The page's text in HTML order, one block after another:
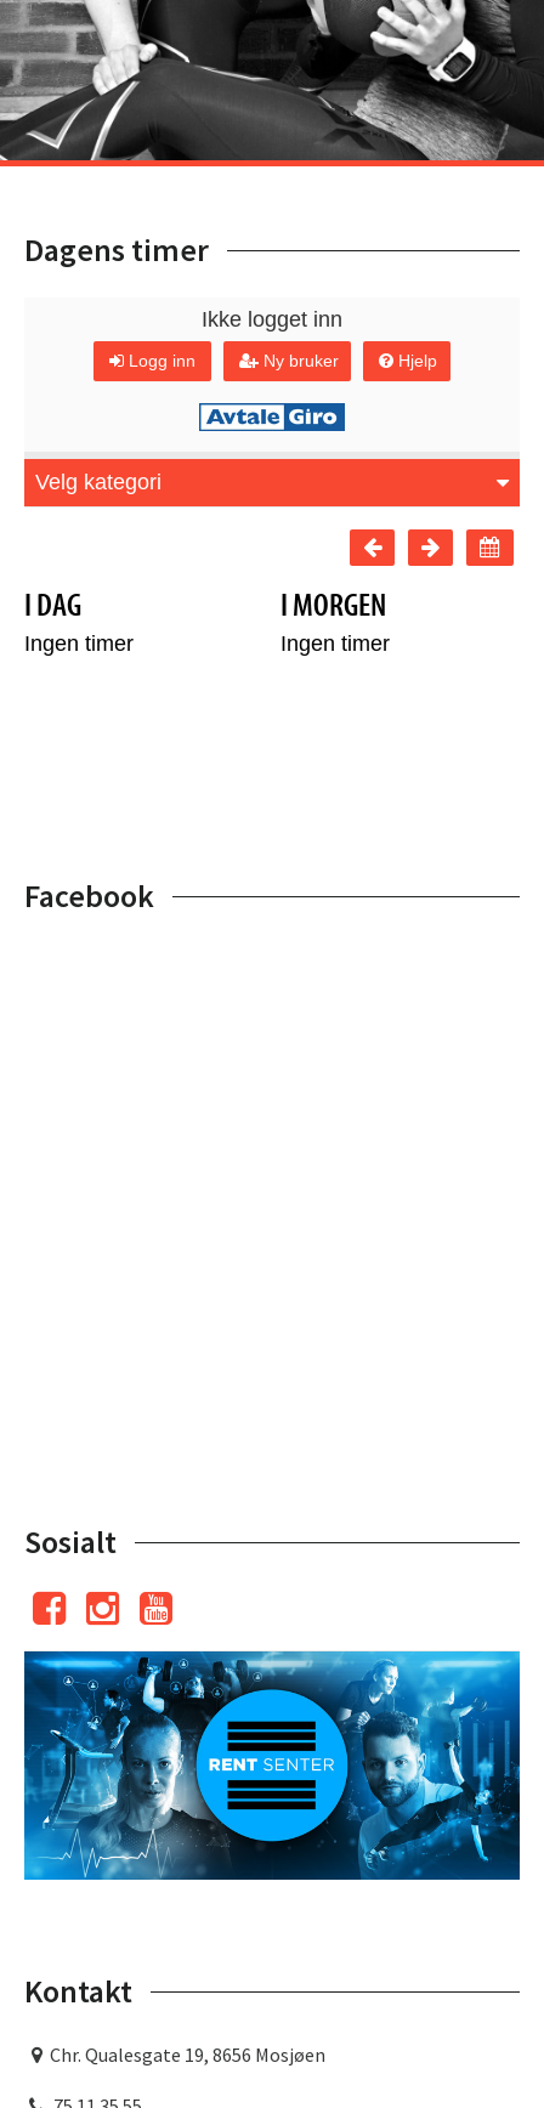
Dagens timer
Facebook
Sosialt
Kontakt
Chr. Qualesgate 19, 8656 Mosjøen